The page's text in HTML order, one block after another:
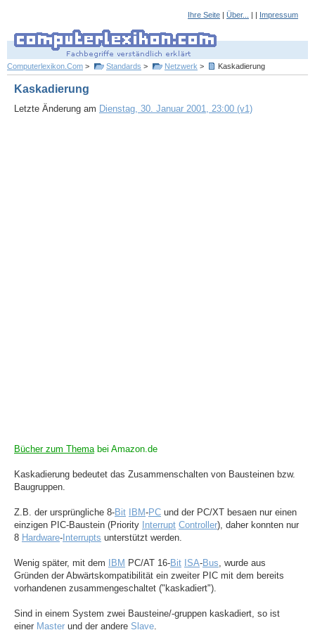
Ihre Seite | Über... | | Impressum
Computerlexikon.Com > Standards > Netzwerk > Kaskadierung
Kaskadierung
Letzte Änderung am Dienstag, 30. Januar 2001, 23:00 (v1)
Bücher zum Themabei Amazon.de
Kaskadierung bedeutet das Zusammenschalten von Bausteinen bzw.
Baugruppen.
Z.B. der ursprüngliche 8-Bit IBM-PC und der PC/XT besaen nur einen
einzigen PIC-Baustein (Priority Interrupt Controller), daher konnten nur
8 Hardware- Interrupts unterstützt werden.
Wenig später, mit dem IBM PC/AT 16-Bit ISA-Bus, wurde aus
Gründen der Abwärtskompatibilität ein zweiter PIC mit dem bereits
vorhandenen zusammengeschaltet ("kaskadiert").
Sind in einem System zwei Bausteine/-gruppen kaskadiert, so ist
einer Master und der andere Slave.